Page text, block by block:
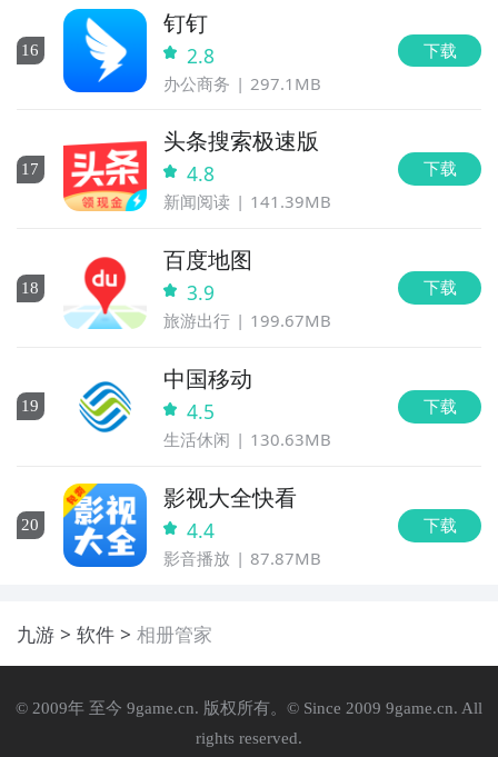
16
钉钉
2.8
办公商务 297.1MB
下载
17
头条搜索极速版
4.8
新闻阅读 141.39MB
下载
18
百度地图
3.9
旅游出行 199.67MB
下载
19
中国移动
4.5
生活休闲 130.63MB
下载
20
影视大全快看
4.4
影音播放 87.87MB
下载
九游 软件 相册管家
© 2009年 至今 9game.cn. 版权所有。© Since 2009 9game.cn. All
rights reserved.